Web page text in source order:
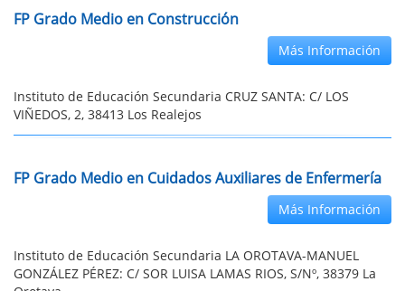
FP Grado Medio en Construcción
Más Información
Instituto de Educación Secundaria CRUZ SANTA: C/ LOS
VIÑEDOS, 2, 38413 Los Realejos
FP Grado Medio en Cuidados Auxiliares de Enfermería
Más Información
Instituto de Educación Secundaria LA OROTAVA-MANUEL
GONZÁLEZ PÉREZ: C/ SOR LUISA LAMAS RIOS, S/Nº, 38379 La